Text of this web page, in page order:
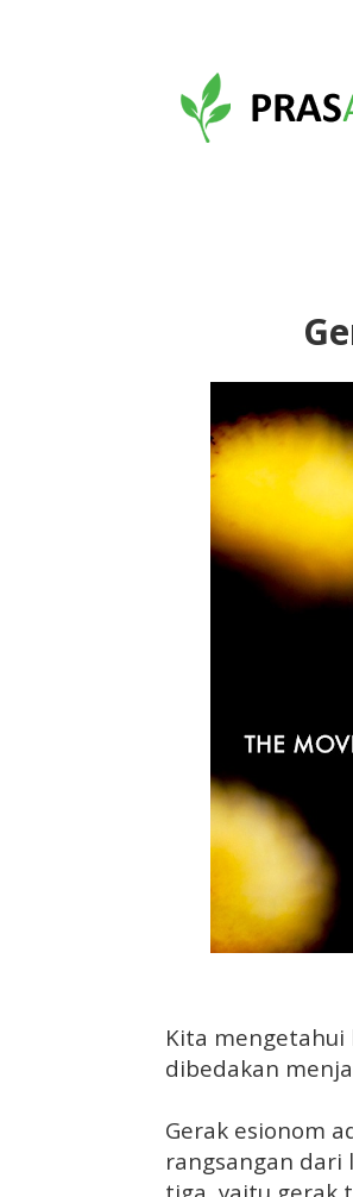
Kita mengetahui
dibedakan
Gerak esionom
rangsangan dari